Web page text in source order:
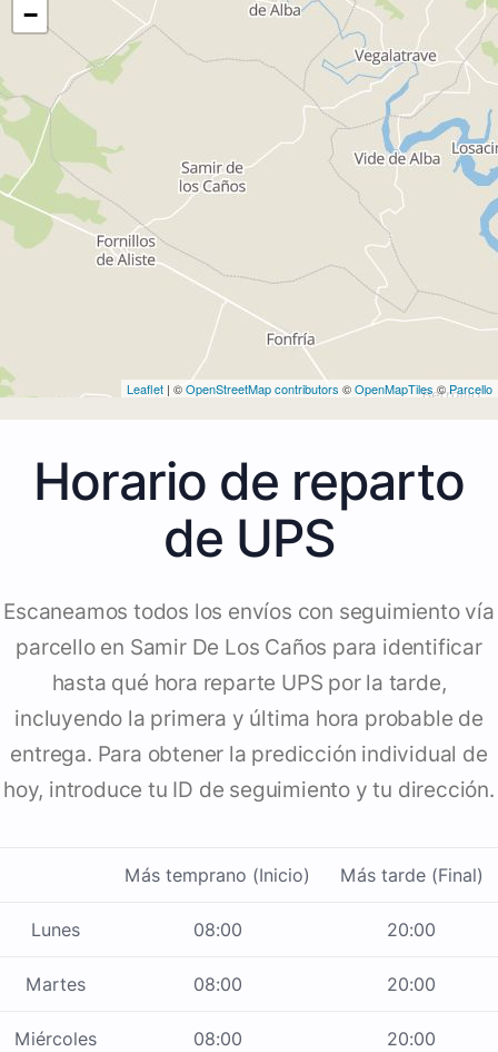
−
Leaflet | ©OpenStreetMap contributors ©OpenMapTiles©Parcello
Horario de reparto
de UPS
Escaneamos todos los envíos con seguimiento vía
parcello en Samir De Los Caños para identificar
hasta qué hora reparte UPS por la tarde,
incluyendo la primera y última hora probable de
entrega. Para obtener la predicción individual de
hoy, introduce tu ID de seguimiento y tu dirección.
Más temprano (Inicio) Más tarde (Final)
Lunes 08:00 20:00
Martes 08:00 20:00
Miércoles 08:00 20:00